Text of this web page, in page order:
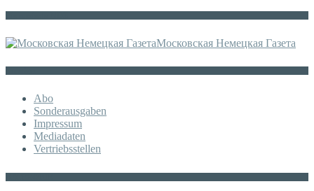
Московская Немецкая Газета
Abo
Sonderausgaben
Impressum
Mediadaten
Vertriebsstellen